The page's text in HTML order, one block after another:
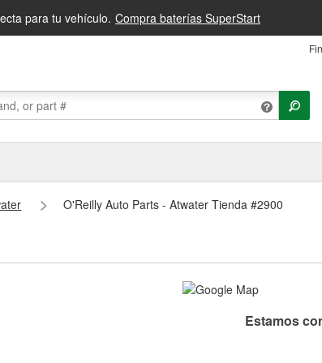
para tu vehículo. Compra baterías SuperStart
O'Reilly Auto Parts - Atwater Tienda #2900
Estamos